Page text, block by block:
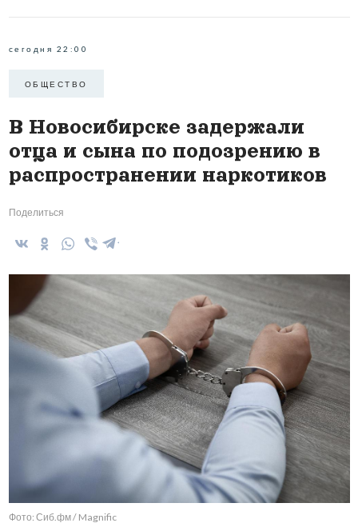
сегодня 22:00
ОБЩЕСТВО
В Новосибирске задержали
отца и сына по подозрению в
распространении наркотиков
Поделиться
Фото: Сиб.фм / Magnific